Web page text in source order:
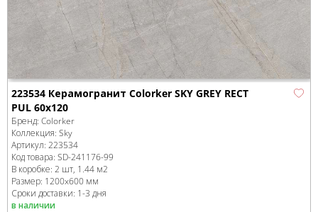
223534 Керамогранит Colorker SKY GREY RECT
PUL 60x120
Бренд: Colorker
Коллекция: Sky
Артикул: 223534
Код товара: SD-241176-99
В коробке: 2 шт, 1.44 м2
Размер: 1200x600 мм
Сроки доставки: 1-3 дня
в наличии